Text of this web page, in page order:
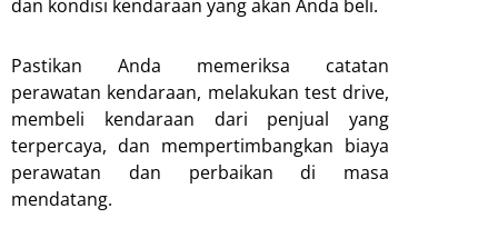
dan kondisi kendaraan yang akan Anda beli.
Pastikan Anda memeriksa catatan
perawatan kendaraan, melakukan test drive,
membeli kendaraan dari penjual yang
terpercaya, dan mempertimbangkan biaya
perawatan dan perbaikan di masa
mendatang.